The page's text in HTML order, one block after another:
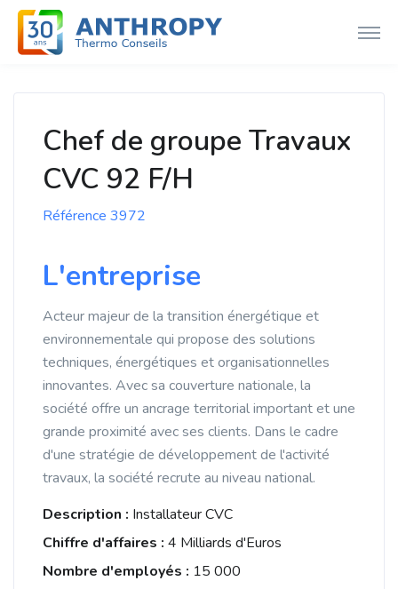
Chef de groupe Travaux
CVC 92 F/H
Référence 3972
L'entreprise
Acteur majeur de la transition énergétique et
environnementale qui propose des solutions
techniques, énergétiques et organisationnelles
innovantes. Avec sa couverture nationale, la
société offre un ancrage territorial important et une
grande proximité avec ses clients. Dans le cadre
d'une stratégie de développement de l'activité
travaux, la société recrute au niveau national.
Description : Installateur CVC
Chiffre d'affaires : 4 Milliards d'Euros
Nombre d'employés : 15 000